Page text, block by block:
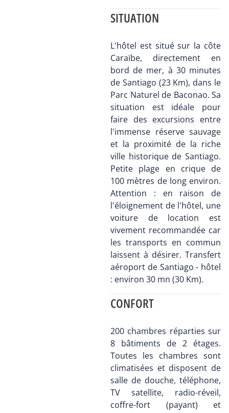
SITUATION
L'hôtel est situé sur la côte
Caraïbe, directement en
bord de mer, à 30 minutes
de Santiago (23 Km), dans le
Parc Naturel de Baconao. Sa
situation est idéale pour
faire des excursions entre
l'immense réserve sauvage
et la proximité de la riche
ville historique de Santiago.
Petite plage en crique de
100 mètres de long environ.
Attention : en raison de
l'éloignement de l'hôtel, une
voiture de location est
vivement recommandée car
les transports en commun
laissent à désirer. Transfert
aéroport de Santiago - hôtel
: environ 30 mn (30 Km).
CONFORT
200 chambres réparties sur
8 bâtiments de 2 étages.
Toutes les chambres sont
climatisées et disposent de
salle de douche, téléphone,
TV satellite, radio-réveil,
coffre-fort (payant) et